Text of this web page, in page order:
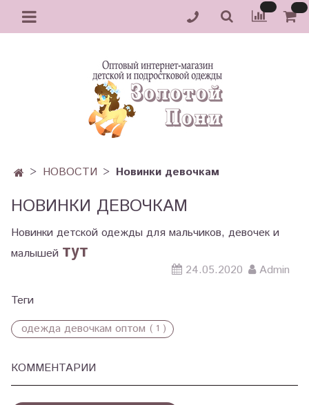
НОВОСТИ Новинки девочкам
НОВИНКИ ДЕВОЧКАМ
Новинки детской одежды для мальчиков, девочек и
малышей тут
24.05.2020
Admin
Теги
одежда девочкам оптом ( 1 )
КОММЕНТАРИИ